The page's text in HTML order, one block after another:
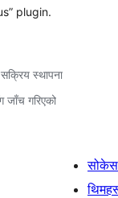
plugin.
स्थापना
गरिएको
सोकेस